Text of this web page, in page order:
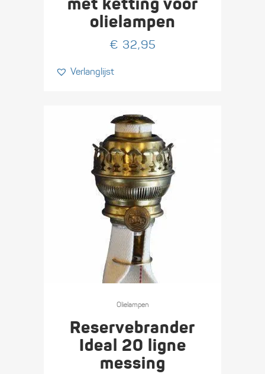
olielampen
€ 32,95
Verlanglijst
Olie­lampen
Reservebrander
Ideal 20 ligne
messing